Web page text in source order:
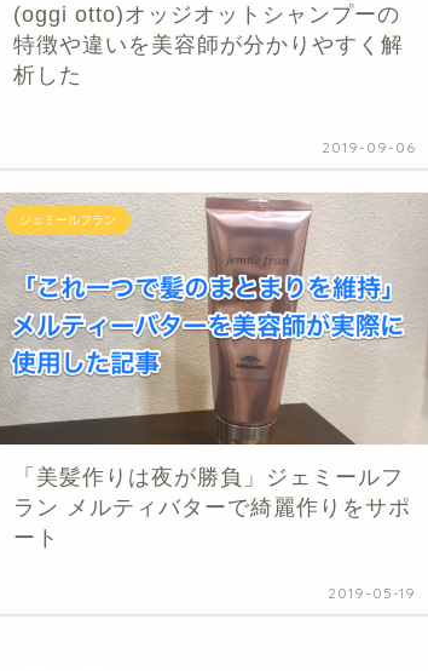
(oggi otto)オッジオットシャンプーの
特徴や違いを美容師が分かりやすく解
析した
2019-09-06
ジェミールフラン
「美髪作りは夜が勝負」ジェミールフ
ラン メルティバターで綺麗作りをサポ
ート
2019-05-19